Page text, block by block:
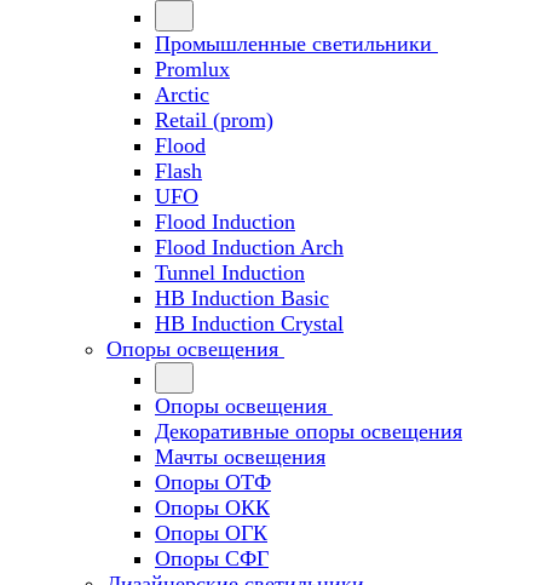
Промышленные светильники
Promlux
Arctic
Retail (prom)
Flood
Flash
UFO
Flood Induction
Flood Induction Arch
Tunnel Induction
HB Induction Basic
HB Induction Crystal
Опоры освещения
Опоры освещения
Декоративные опоры освещения
Мачты освещения
Опоры ОТФ
Опоры ОКК
Опоры ОГК
Опоры СФГ